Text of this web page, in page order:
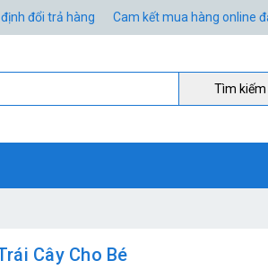
đổi trả hàng Cam kết mua hàng online
Tìm kiếm
Cây Cho Bé